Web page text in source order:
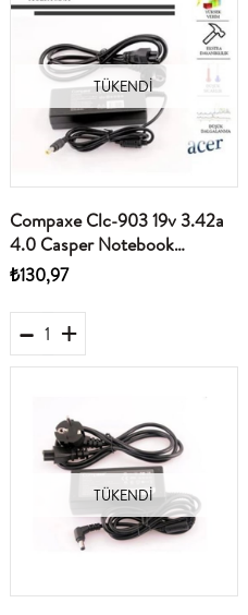
TÜKENDI
Compaxe Clc-903 19v 3.42a
4.0 Casper Notebook
Adaptörü
₺130,97
TÜKENDI